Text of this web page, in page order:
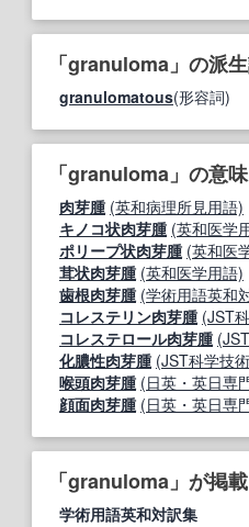
「granuloma」の派
granulomatous(形容詞)
「granuloma」の意
肉芽腫 (英和病理所見用語)
キノコ状肉芽腫 (英和医学
ポリープ状肉芽腫 (英和医
茸状肉芽腫 (英和医学用語)
歯根肉芽腫 (学術用語英和
コレステリン肉芽腫 (JST
コレステロール肉芽腫
化膿性肉芽腫 (JST科学技
喉頭肉芽腫 (日英・英日専
顔面肉芽腫 (日英・英日専
「granuloma」が掲
学術用語英和対訳集